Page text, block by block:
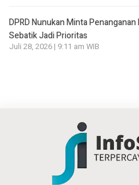
DPRD Nunukan Minta Penanganan
Sebatik Jadi Prioritas
Juli 28, 2026 | 9:11 am WIB